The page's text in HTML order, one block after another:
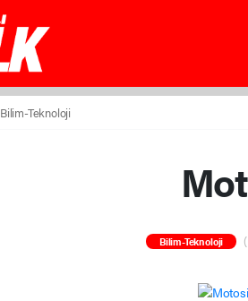
Bilim-Teknoloji
Bilim-Teknoloji